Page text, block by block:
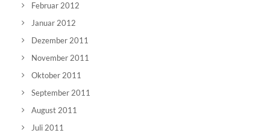
Februar 2012
Januar 2012
Dezember 2011
November 2011
Oktober 2011
September 2011
August 2011
Juli 2011